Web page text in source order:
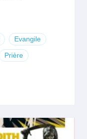
Evangile
Prière